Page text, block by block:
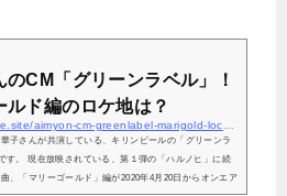
のCM「グリーンラベル」！
ルド編のロケ地は？
子さんが共演している、キリンビールの「グリーンラ
す。 現在放映されている、第１弾の「ハルノヒ」に続
、「マリーゴールド」編が2020年4月20日からオンエア